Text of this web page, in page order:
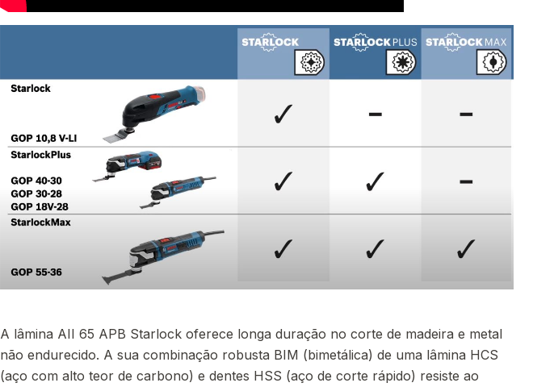
A lâmina AII 65 APB Starlock oferece longa duração no corte de madeira e metal
não endurecido. A sua combinação robusta BIM (bimetálica) de uma lâmina HCS
(aço com alto teor de carbono) e dentes HSS (aço de corte rápido) resiste ao